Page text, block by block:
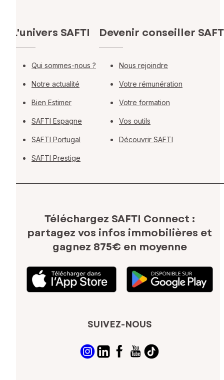
L'univers SAFTI
Qui sommes-nous ?
Notre actualité
Bien Estimer
SAFTI Espagne
SAFTI Portugal
SAFTI Prestige
Devenir conseiller
Nous rejoindre
Votre rémunération
Votre formation
Vos outils
Découvrir SAFTI
Téléchargez SAFTI Connect :
partagez vos infos immobilières et
gagnez 875€ en moyenne
SUIVEZ-NOUS